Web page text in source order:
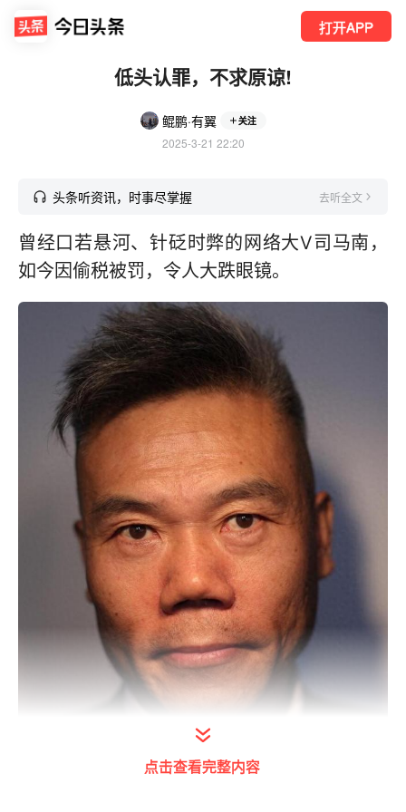
打开APP
低头认罪，不求原谅!
鲲鹏·有翼 关注
2025-3-21 22:20
头条听资讯，时事尽掌握 去听全文
曾经口若悬河、针砭时弊的网络大V司马南，
如今因偷税被罚，令人大跌眼镜。
点击查看完整内容